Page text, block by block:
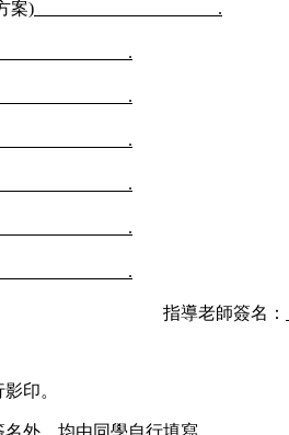
案) .
指導老師簽名：
印。
外，均由同學自行填寫。